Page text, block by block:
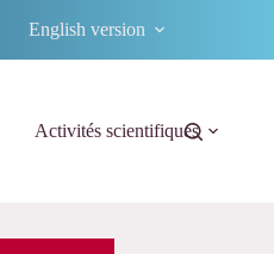
English version
Activités scientifiques